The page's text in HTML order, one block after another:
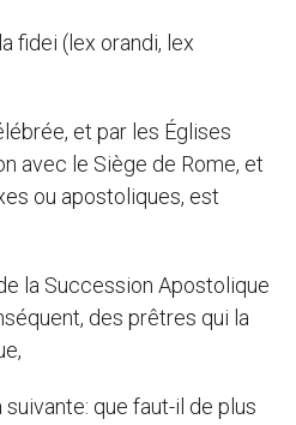
fidei (lex orandi, lex
et par les Églises
avec le Siège de Rome, et
ou apostoliques, est
la Succession Apostolique
des prêtres qui la
que faut-il de plus